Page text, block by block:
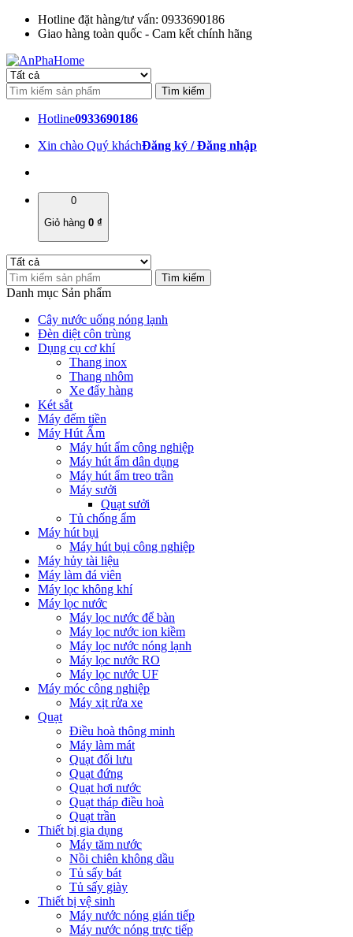
Hotline đặt hàng/tư vấn: 0933690186
Giao hàng toàn quốc - Cam kết chính hãng
Hotline0933690186
Xin chào Quý kháchĐăng ký / Đăng nhập
0
Giỏ hàng 0 ₫
Danh mục Sản phẩm
Cây nước uống nóng lạnh
Đèn diệt côn trùng
Dụng cụ cơ khí
Thang inox
Thang nhôm
Xe đẩy hàng
Két sắt
Máy đếm tiền
Máy Hút Ẩm
Máy hút ẩm công nghiệp
Máy hút ẩm dân dụng
Máy hút ẩm treo trần
Máy sưởi
Quạt sưởi
Tủ chống ẩm
Máy hút bụi
Máy hút bụi công nghiệp
Máy hủy tài liệu
Máy làm đá viên
Máy lọc không khí
Máy lọc nước
Máy lọc nước để bàn
Máy lọc nước ion kiềm
Máy lọc nước nóng lạnh
Máy lọc nước RO
Máy lọc nước UF
Máy móc công nghiệp
Máy xịt rửa xe
Quạt
Điều hoà thông minh
Máy làm mát
Quạt đối lưu
Quạt đứng
Quạt hơi nước
Quạt tháp điều hoà
Quạt trần
Thiết bị gia dụng
Máy tăm nước
Nồi chiên không dầu
Tủ sấy bát
Tủ sấy giày
Thiết bị vệ sinh
Máy nước nóng gián tiếp
Máy nước nóng trực tiếp